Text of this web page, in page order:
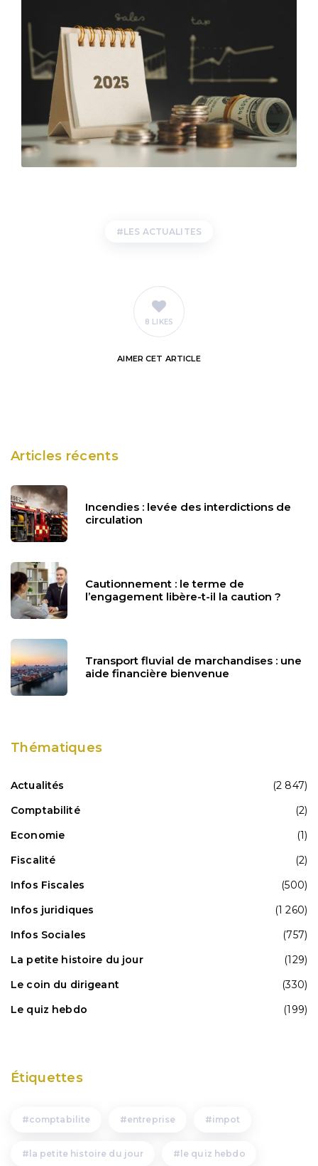
LES ACTUALITES
8 LIKES
AIMER CET ARTICLE
Articles récents
Incendies : levée des interdictions de
circulation
Cautionnement : le terme de
l’engagement libère-t-il la caution ?
Transport fluvial de marchandises : une
aide financière bienvenue
Thématiques
Actualités
(2 847)
Comptabilité
(2)
Economie
(1)
Fiscalité
(2)
Infos Fiscales
(500)
Infos juridiques
(1 260)
Infos Sociales
(757)
La petite histoire du jour
(129)
Le coin du dirigeant
(330)
Le quiz hebdo
(199)
Étiquettes
comptabilite entreprise impot
la petite histoire du jour le quiz hebdo